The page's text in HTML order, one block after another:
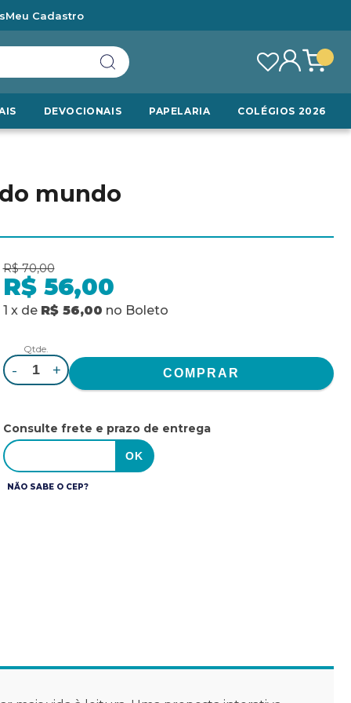
Meu Cadastro
DEVOCIONAIS PAPELARIA COLÉGIOS 2026
mundo
R$ 70,00
R$ 56,00
1 x de R$ 56,00 no Boleto
Qtde.
- +
Consulte frete e prazo de entrega
NÃO SABE O CEP?